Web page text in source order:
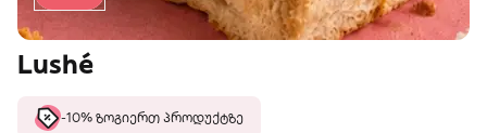
Lushé
-10% ზოგიერთ პროდუქტზე